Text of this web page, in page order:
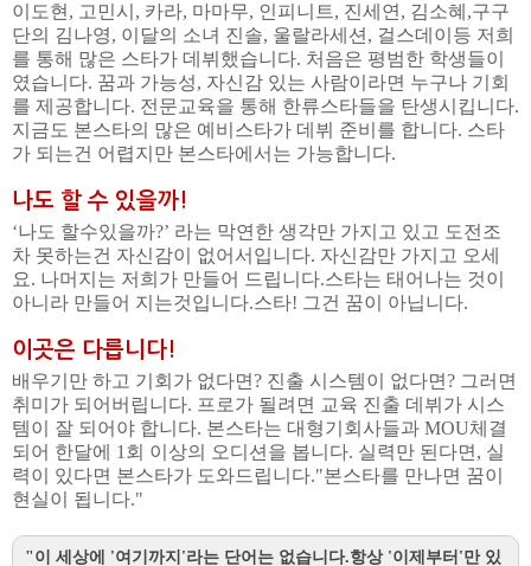
이도현, 고민시, 카라, 마마무, 인피니트, 진세연, 김소혜,구구
단의 김나영, 이달의 소녀 진솔, 울랄라세션, 걸스데이등 저희
를 통해 많은 스타가 데뷔했습니다. 처음은 평범한 학생들이
였습니다. 꿈과 가능성, 자신감 있는 사람이라면 누구나 기회
를 제공합니다. 전문교육을 통해 한류스타들을 탄생시킵니다.
지금도 본스타의 많은 예비스타가 데뷔 준비를 합니다. 스타
가 되는건 어렵지만 본스타에서는 가능합니다.
나도 할 수 있을까!
‘나도 할수있을까?’ 라는 막연한 생각만 가지고 있고 도전조
차 못하는건 자신감이 없어서입니다. 자신감만 가지고 오세
요. 나머지는 저희가 만들어 드립니다.스타는 태어나는 것이
아니라 만들어 지는것입니다.스타! 그건 꿈이 아닙니다.
이곳은 다릅니다!
배우기만 하고 기회가 없다면? 진출 시스템이 없다면? 그러면
취미가 되어버립니다. 프로가 될려면 교육 진출 데뷔가 시스
템이 잘 되어야 합니다. 본스타는 대형기회사들과 MOU체결
되어 한달에 1회 이상의 오디션을 봅니다. 실력만 된다면, 실
력이 있다면 본스타가 도와드립니다."본스타를 만나면 꿈이
현실이 됩니다."
"이 세상에 '여기까지'라는 단어는 없습니다.항상 '이제부터'만 있